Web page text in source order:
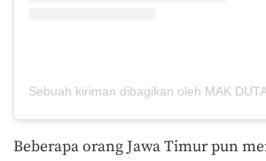
Beberapa orang Jawa Timur pun